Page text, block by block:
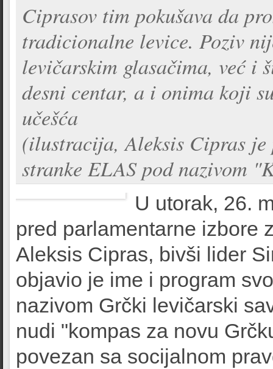
Ciprasov tim pokušava da
tradicionalne levice. Poziv
levičarskim glasačima, već i
desni centar, a i onima koji
učešća
(ilustracija, Aleksis Cipras
stranke ELAS pod nazivom
U utorak, 26.
pred parlamentarne izbore
Aleksis Cipras, bivši lider
objavio je ime i program
nazivom Grčki levičarski
nudi "kompas za novu
povezan sa socijalnom